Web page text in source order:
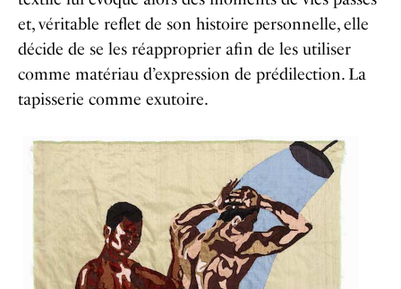
et, véritable reflet de son histoire personnelle, elle
décide de se les réapproprier afin de les utiliser
comme matériau d’expression de prédilection. La
tapisserie comme exutoire.